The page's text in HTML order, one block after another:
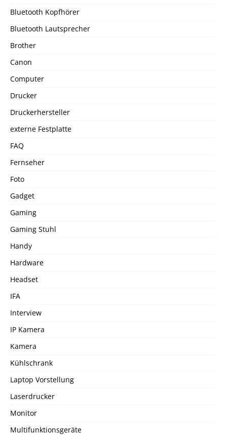
Bluetooth Kopfhörer
Bluetooth Lautsprecher
Brother
Canon
Computer
Drucker
Druckerhersteller
externe Festplatte
FAQ
Fernseher
Foto
Gadget
Gaming
Gaming Stuhl
Handy
Hardware
Headset
IFA
Interview
IP Kamera
Kamera
Kühlschrank
Laptop Vorstellung
Laserdrucker
Monitor
Multifunktionsgeräte